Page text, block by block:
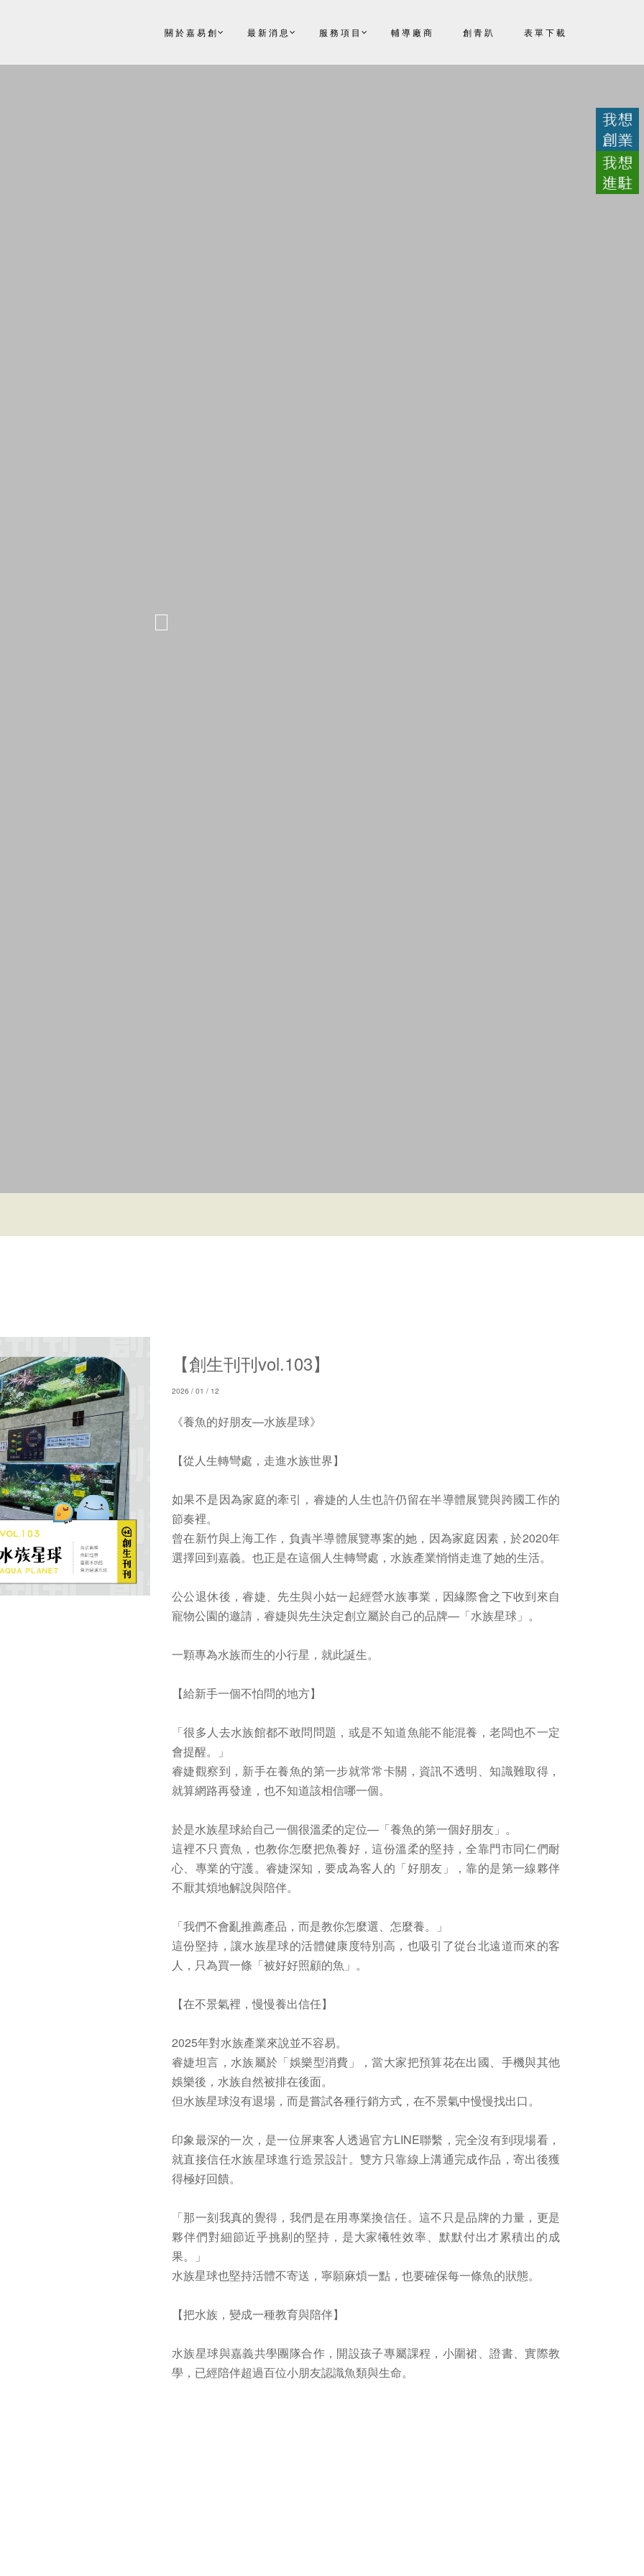
關於嘉易創 最新消息 服務項目 輔導廠商 創青趴 表單下載
【創生刊刊vol.103】
2026 / 01 / 12
《養魚的好朋友—水族星球》
【從人生轉彎處，走進水族世界】
如果不是因為家庭的牽引，睿婕的人生也許仍留在半導體展覽與跨國工作的
節奏裡。
曾在新竹與上海工作，負責半導體展覽專案的她，因為家庭因素，於2020年
選擇回到嘉義。也正是在這個人生轉彎處，水族產業悄悄走進了她的生活。
公公退休後，睿婕、先生與小姑一起經營水族事業，因緣際會之下收到來自
寵物公園的邀請，睿婕與先生決定創立屬於自己的品牌—「水族星球」。
一顆專為水族而生的小行星，就此誕生。
【給新手一個不怕問的地方】
「很多人去水族館都不敢問問題，或是不知道魚能不能混養，老闆也不一定
會提醒。」
睿婕觀察到，新手在養魚的第一步就常常卡關，資訊不透明、知識難取得，
就算網路再發達，也不知道該相信哪一個。
於是水族星球給自己一個很溫柔的定位—「養魚的第一個好朋友」。
這裡不只賣魚，也教你怎麼把魚養好，這份溫柔的堅持，全靠門市同仁們耐
心、專業的守護。睿婕深知，要成為客人的「好朋友」，靠的是第一線夥伴
不厭其煩地解說與陪伴。
「我們不會亂推薦產品，而是教你怎麼選、怎麼養。」
這份堅持，讓水族星球的活體健康度特別高，也吸引了從台北遠道而來的客
人，只為買一條「被好好照顧的魚」。
【在不景氣裡，慢慢養出信任】
2025年對水族產業來說並不容易。
睿婕坦言，水族屬於「娛樂型消費」，當大家把預算花在出國、手機與其他
娛樂後，水族自然被排在後面。
但水族星球沒有退場，而是嘗試各種行銷方式，在不景氣中慢慢找出口。
印象最深的一次，是一位屏東客人透過官方LINE聯繫，完全沒有到現場看，
就直接信任水族星球進行造景設計。雙方只靠線上溝通完成作品，寄出後獲
得極好回饋。
「那一刻我真的覺得，我們是在用專業換信任。這不只是品牌的力量，更是
夥伴們對細節近乎挑剔的堅持，是大家犧牲效率、默默付出才累積出的成
果。」
水族星球也堅持活體不寄送，寧願麻煩一點，也要確保每一條魚的狀態。
【把水族，變成一種教育與陪伴】
水族星球與嘉義共學團隊合作，開設孩子專屬課程，小圍裙、證書、實際教
學，已經陪伴超過百位小朋友認識魚類與生命。